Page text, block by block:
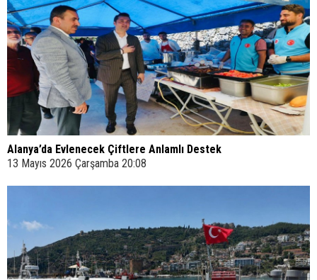
Alanya’da Evlenecek Çiftlere Anlamlı Destek
13 Mayıs 2026 Çarşamba 20:08